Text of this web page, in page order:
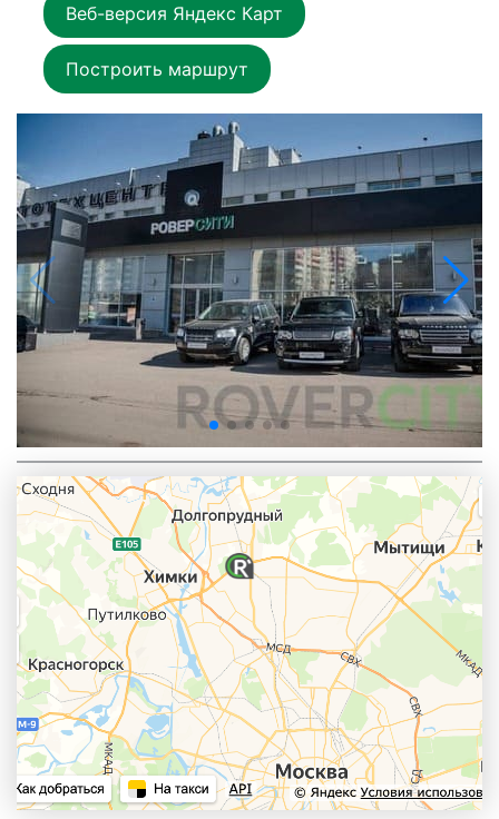
Веб-версия Яндекс Карт
Построить маршрут